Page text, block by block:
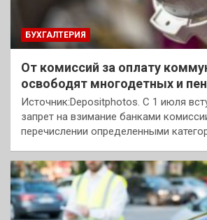
БУХГАЛТЕРИЯ
От комиссий за оплату
освободят многодетных и
Источник:Depositphotos. С 1 июля
запрет на взимание банками
перечислении определенными